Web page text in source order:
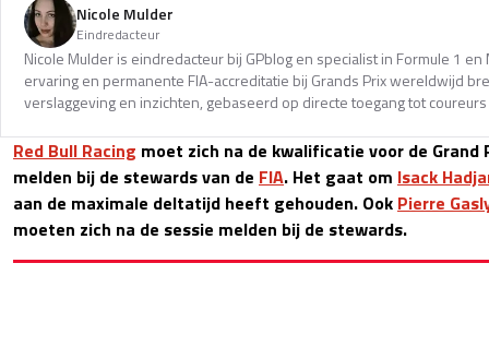
Nicole Mulder
Eindredacteur
Nicole Mulder is eindredacteur bij GPblog en specialist in Formule 1 en
ervaring en permanente FIA-accreditatie bij Grands Prix wereldwijd
verslaggeving en inzichten, gebaseerd op directe toegang tot
Red Bull Racing moet zich na de kwalificatie voor de
melden bij de stewards van de FIA. Het gaat om Isack
aan de maximale deltatijd heeft gehouden. Ook Pierre
moeten zich na de sessie melden bij de stewards.